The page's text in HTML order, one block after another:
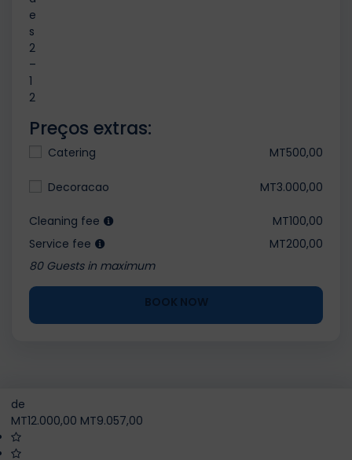
e
s
2
–
1
2
Preços extras:
Catering MT500,00
Decoracao MT3.000,00
Cleaning fee
MT100,00
Service fee
MT200,00
80 Guests in maximum
BOOK NOW
de
MT12.000,00 MT9.057,00